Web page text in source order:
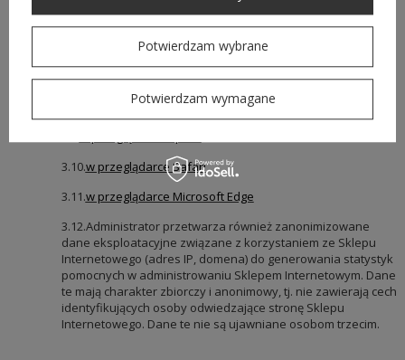
w dany link):
w przeglądarce Chrome
3.7.w przeglądarce Firefox
w przęglądarce Internet Explorer
3.10.w przeglądarce Safari
3.11.w przeglądarce Microsoft Edge
3.12.Administrator przetwarza również zanonimizowane
dane eksploatacyjne związane z korzystaniem ze Sklepu
Internetowego (adres IP, domena) do generowania statystyk
pomocnych w administrowaniu Sklepem Internetowym. Dane
te mają charakter zbiorczy i anonimowy, tj. nie zawierają cech
identyfikujących osoby odwiedzające stronę Sklepu
Internetowego. Dane te nie są ujawniane osobom trzecim.
Potwierdzam wybrane
Potwierdzam wymagane